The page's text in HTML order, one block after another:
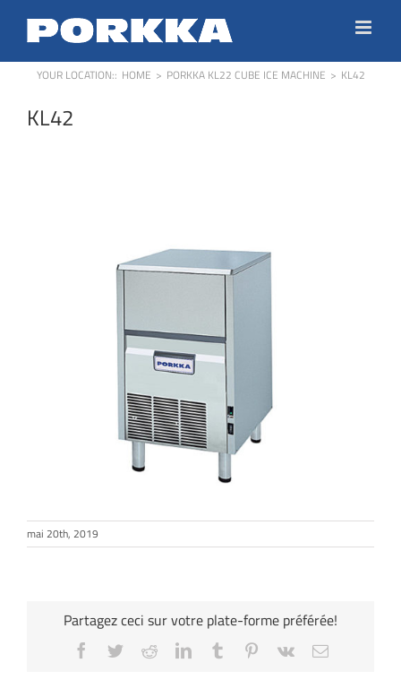
content
YOUR LOCATION:: HOME > PORKKA KL22 CUBE ICE MACHINE > KL42
KL42
mai 20th, 2019
Partagez ceci sur votre plate-forme préférée!
Facebook
TwitterRedditLinkedInTumblrPinterest
Vk Email